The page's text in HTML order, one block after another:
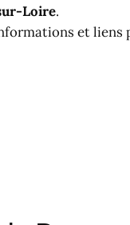
Loire.
et liens